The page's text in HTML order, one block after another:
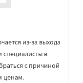
из-за выхода
специалисты в
с причиной
ценам.